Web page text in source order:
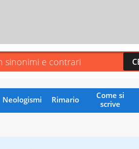
Neologismi Rimario
Come si
scrive